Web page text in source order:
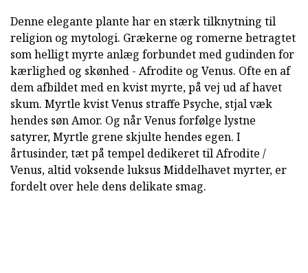
Denne elegante plante har en stærk tilknytning til
religion og mytologi. Grækerne og romerne betragtet
som helligt myrte anlæg forbundet med gudinden for
kærlighed og skønhed - Afrodite og Venus. Ofte en af
dem afbildet med en kvist myrte, på vej ud af havet
skum. Myrtle kvist Venus straffe Psyche, stjal væk
hendes søn Amor. Og når Venus forfølge lystne
satyrer, Myrtle grene skjulte hendes egen. I
årtusinder, tæt på tempel dedikeret til Afrodite /
Venus, altid voksende luksus Middelhavet myrter, er
fordelt over hele dens delikate smag.